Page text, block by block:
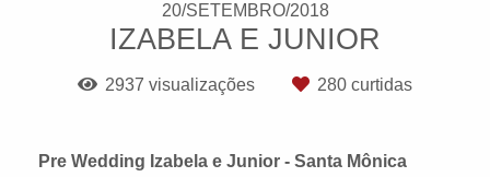
20/SETEMBRO/2018
IZABELA E JUNIOR
2937 visualizações 280 curtidas
Pre Wedding Izabela e Junior - Santa Mônica